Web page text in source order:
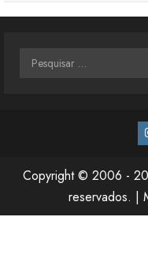
Pesquisar
Copyright © 2006 -
reservados. |